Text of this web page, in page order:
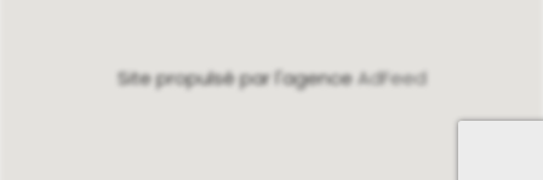
Site propulsé par l'agenceAdFeed